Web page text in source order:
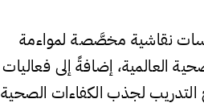
نقاشية مخصَّصة لمواءمة
العالمية، إضافةً إلى فعاليات
لجذب الكفاءات الصحية